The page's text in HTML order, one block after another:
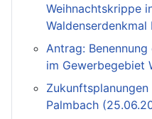
Weihnachtskrippe
Waldenserdenkmal
Antrag:
im Gewerbegebiet
Palmbach